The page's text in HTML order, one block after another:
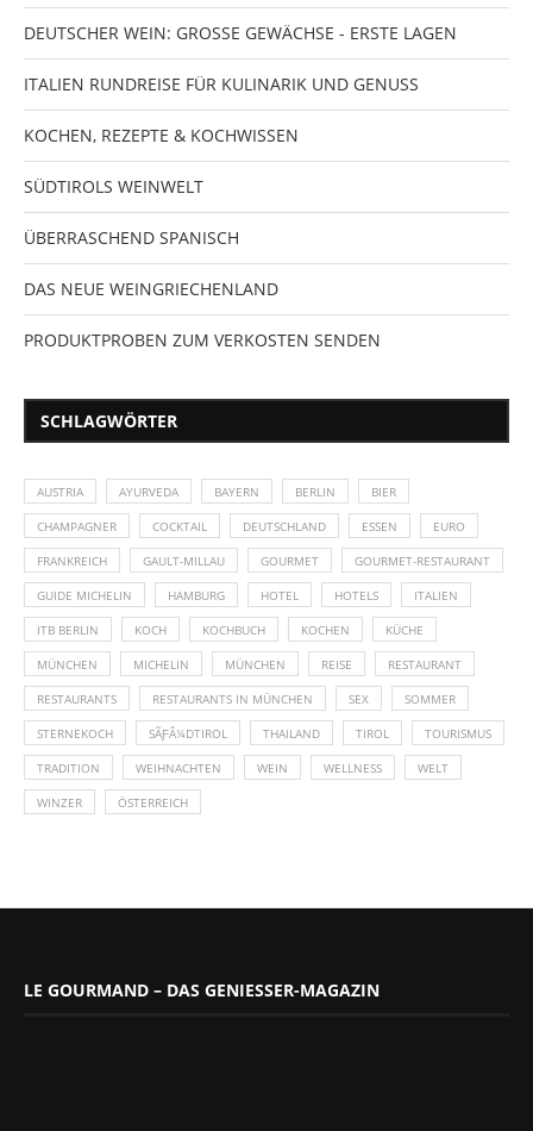
DEUTSCHER WEIN: GROSSE GEWÄCHSE - ERSTE LAGEN
ITALIEN RUNDREISE FÜR KULINARIK UND GENUSS
KOCHEN, REZEPTE & KOCHWISSEN
SÜDTIROLS WEINWELT
ÜBERRASCHEND SPANISCH
DAS NEUE WEINGRIECHENLAND
PRODUKTPROBEN ZUM VERKOSTEN SENDEN
SCHLAGWÖRTER
AUSTRIA AYURVEDA BAYERN BERLIN BIER
CHAMPAGNER COCKTAIL DEUTSCHLAND ESSEN EURO
FRANKREICH GAULT-MILLAU GOURMET GOURMET-RESTAURANT
GUIDE MICHELIN HAMBURG HOTEL HOTELS ITALIEN
ITB BERLIN KOCH KOCHBUCH KOCHEN KÜCHE
MÜNCHEN MICHELIN MÜNCHEN REISE RESTAURANT
RESTAURANTS RESTAURANTS IN MÜNCHEN SEX SOMMER
STERNEKOCH SÃƑÂ¼DTIROL THAILAND TIROL TOURISMUS
TRADITION WEIHNACHTEN WEIN WELLNESS WELT
WINZER ÖSTERREICH
LE GOURMAND – DAS GENIESSER-MAGAZIN